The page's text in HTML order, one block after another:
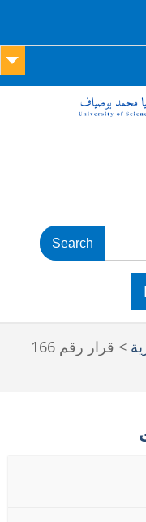
>
قرار رقم 166